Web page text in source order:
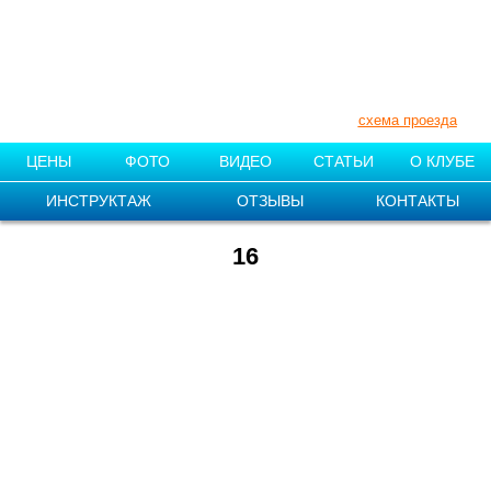
схема проезда
ЦЕНЫ ФОТО ВИДЕО СТАТЬИ О КЛУБЕ
ИНСТРУКТАЖ ОТЗЫВЫ КОНТАКТЫ
16